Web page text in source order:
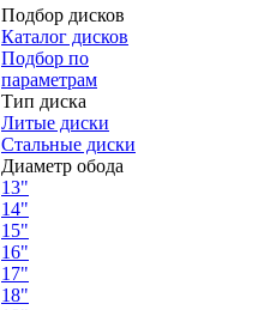
Подбор дисков
Каталог дисков
Подбор по
параметрам
Тип диска
Литые диски
Стальные диски
Диаметр обода
13"
14"
15"
16"
17"
18"